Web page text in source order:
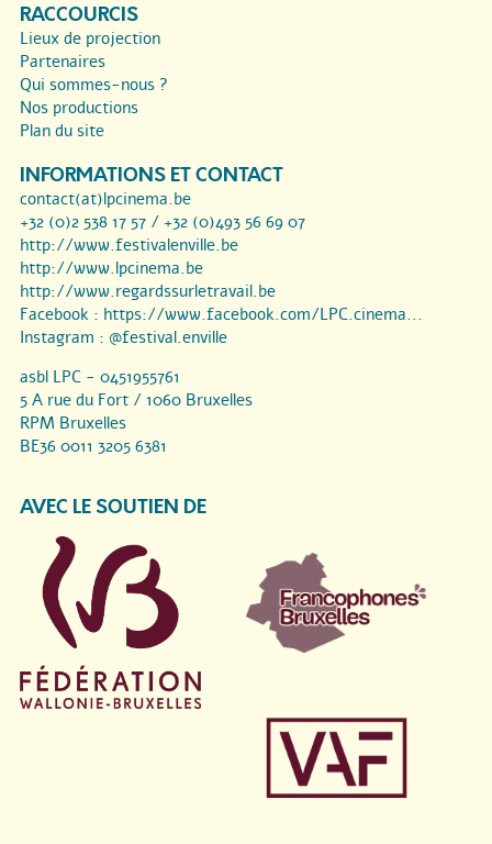
RACCOURCIS
Lieux de projection
Partenaires
Qui sommes-nous ?
Nos productions
Plan du site
INFORMATIONS ET CONTACT
contact(at)lpcinema.be
+32 (0)2 538 17 57 / +32 (0)493 56 69 07
http://www.festivalenville.be
http://www.lpcinema.be
http://www.regardssurletravail.be
Facebook : https://www.facebook.com/LPC.cinema...
Instagram : @festival.enville
asbl LPC - 0451955761
5 A rue du Fort / 1060 Bruxelles
RPM Bruxelles
BE36 0011 3205 6381
AVEC LE SOUTIEN DE